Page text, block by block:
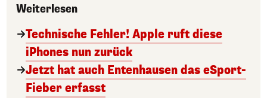
Weiterlesen
Technische Fehler! Apple ruft diese
iPhones nun zurück
Jetzt hat auch Entenhausen das eSport-
Fieber erfasst